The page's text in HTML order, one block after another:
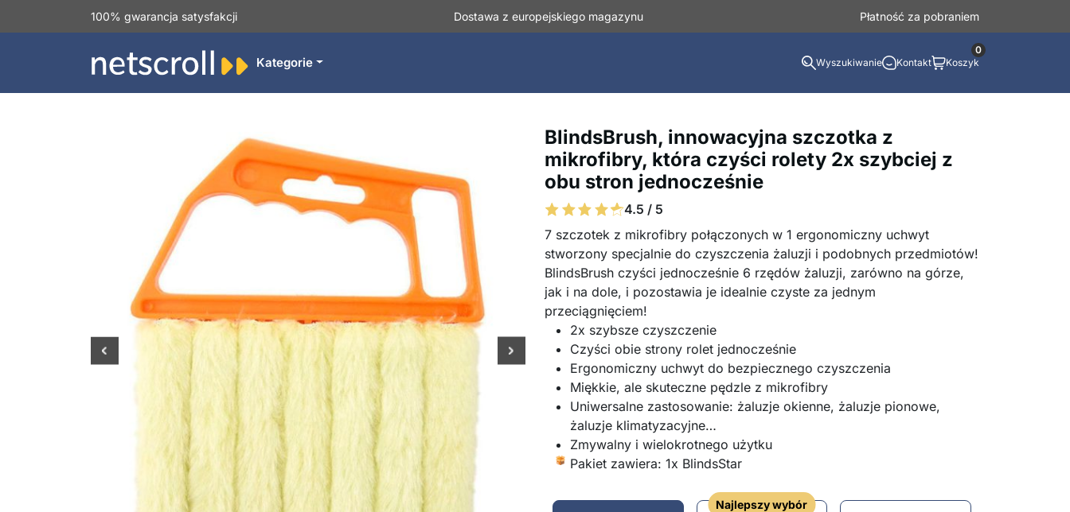
100% gwarancja satysfakcji Dostawa z europejskiego magazynu Płatność za pobraniem
Kategorie Wyszukiwanie Kontakt Koszyk
0
BlindsBrush, innowacyjna szczotka z
mikrofibry, która czyści rolety 2x szybciej z
obu stron jednocześnie
4.5 / 5
7 szczotek z mikrofibry połączonych w 1 ergonomiczny uchwyt
stworzony specjalnie do czyszczenia żaluzji i podobnych przedmiotów!
BlindsBrush czyści jednocześnie 6 rzędów żaluzji, zarówno na górze,
jak i na dole, i pozostawia je idealnie czyste za jednym
przeciągnięciem!
2x szybsze czyszczenie
Czyści obie strony rolet jednocześnie
Ergonomiczny uchwyt do bezpiecznego czyszczenia
Miękkie, ale skuteczne pędzle z mikrofibry
Uniwersalne zastosowanie: żaluzje okienne, żaluzje pionowe,
żaluzje klimatyzacyjne…
Zmywalny i wielokrotnego użytku
Pakiet zawiera: 1x BlindsStar
Najlepszy wybór